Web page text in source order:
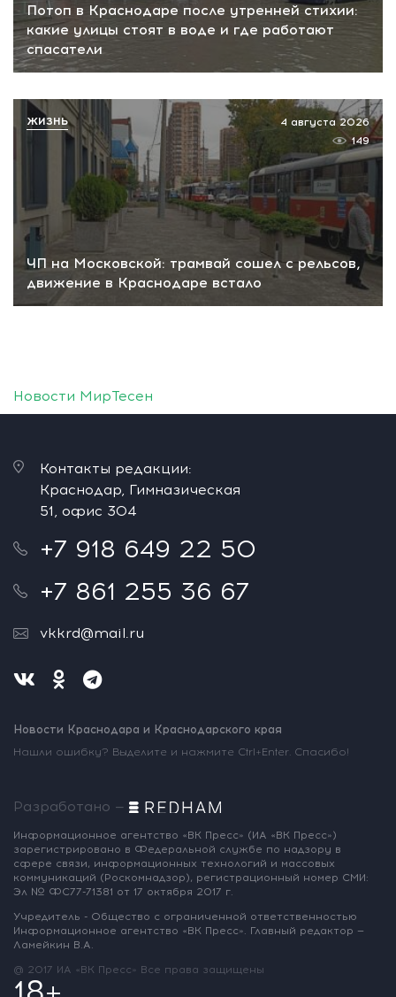
Потоп в Краснодаре после утренней стихии:
какие улицы стоят в воде и где работают
спасатели
ЧП на Московской: трамвай сошел с рельсов,
движение в Краснодаре встало
4 августа 2026
149
ЖИЗНЬ
Новости МирТесен
Контакты редакции:
Краснодар, Гимназическая
51, офис 304
+7 918 649 22 50
+7 861 255 36 67
vkkrd@mail.ru
Новости Краснодара и Краснодарского края
Нашли ошибку? Выделите и нажмите Ctrl+Enter. Спасибо!
Разработано —
Информационное агентство «ВК Пресс» (ИА «ВК Пресс»)
зарегистрировано в Федеральной службе по надзору в
сфере связи, информационных технологий и массовых
коммуникаций (Роскомнадзор), регистрационный номер СМИ:
Эл № ФС77-71381 от 17 октября 2017 г.
Учредитель - Общество с ограниченной ответственностью
Информационное агентство «ВК Пресс». Главный редактор —
Ламейкин В.А.
@ 2017 ИА «ВК Пресс» Все права защищены